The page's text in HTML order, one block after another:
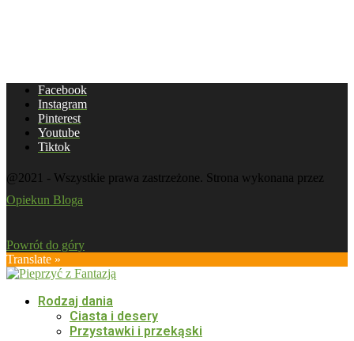
Facebook
Instagram
Pinterest
Youtube
Tiktok
@2021 - Wszystkie prawa zastrzeżone. Strona wykonana przez
Opiekun Bloga
Powrót do góry
Translate »
Rodzaj dania
Ciasta i desery
Przystawki i przekąski